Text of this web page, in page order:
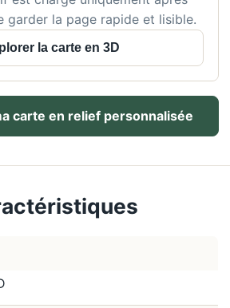
garder la page rapide et lisible.
la carte en 3D
carte en relief personnalisée